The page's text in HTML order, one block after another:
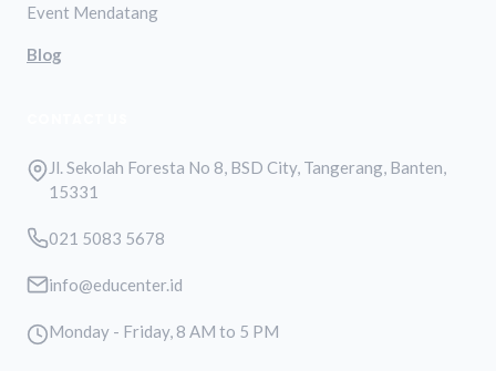
Event Mendatang
Blog
Jl. Sekolah Foresta No 8, BSD City, Tangerang, Banten,
15331
021 5083 5678
info@educenter.id
Monday - Friday, 8 AM to 5 PM